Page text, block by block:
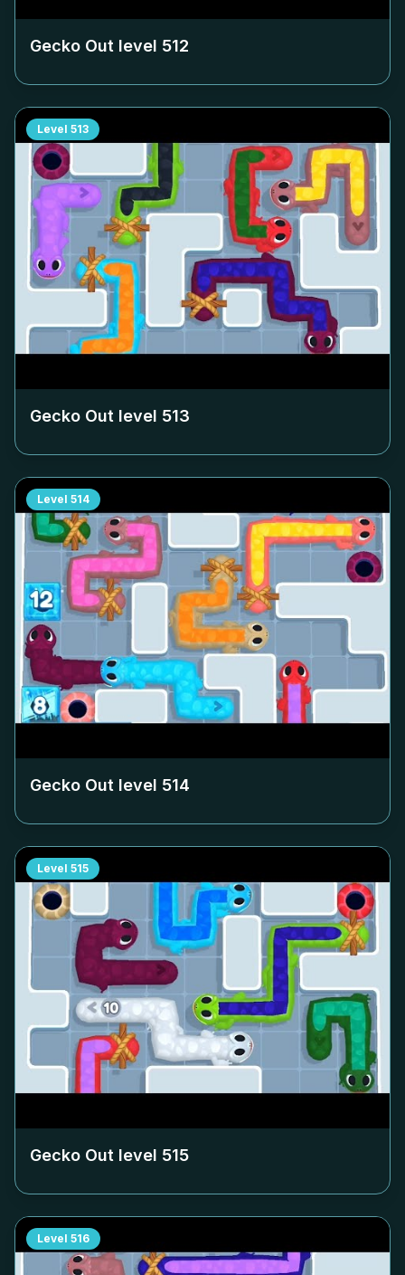
Gecko Out level 512
Level 513
Gecko Out level 513
Level 514
Gecko Out level 514
Level 515
Gecko Out level 515
Level 516